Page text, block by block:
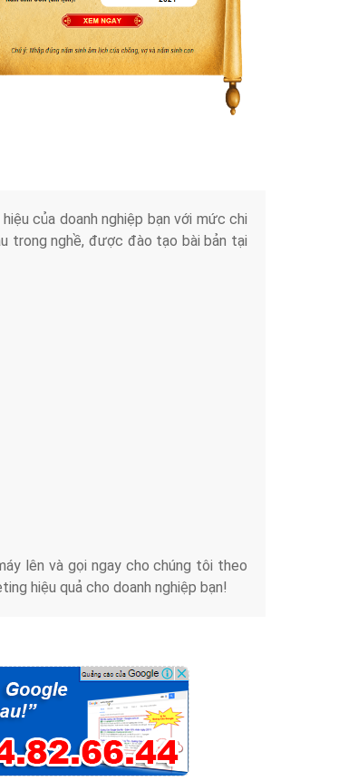
của doanh nghiệp bạn với mức chi
trong nghề, được đào tạo bài bản tại
lên và gọi ngay cho chúng tôi theo
hiệu quả cho doanh nghiệp bạn!